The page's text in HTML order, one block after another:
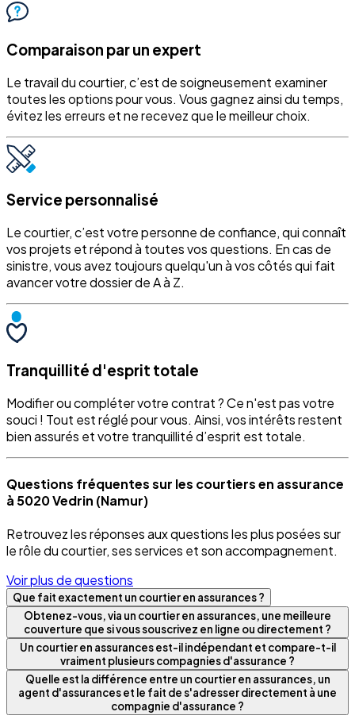
Comparaison par un expert
Le travail du courtier, c’est de soigneusement examiner
toutes les options pour vous. Vous gagnez ainsi du temps,
évitez les erreurs et ne recevez que le meilleur choix.
Service personnalisé
Le courtier, c’est votre personne de confiance, qui connaît
vos projets et répond à toutes vos questions. En cas de
sinistre, vous avez toujours quelqu'un à vos côtés qui fait
avancer votre dossier de A à Z.
Tranquillité d'esprit totale
Modifier ou compléter votre contrat ? Ce n'est pas votre
souci ! Tout est réglé pour vous. Ainsi, vos intérêts restent
bien assurés et votre tranquillité d’esprit est totale.
Questions fréquentes sur les courtiers en assurance
à 5020 Vedrin (Namur)
Retrouvez les réponses aux questions les plus posées sur
le rôle du courtier, ses services et son accompagnement.
Voir plus de questions
Que fait exactement un courtier en assurances ?
Obtenez-vous, via un courtier en assurances, une meilleure
couverture que si vous souscrivez en ligne ou directement ?
Un courtier en assurances est-il indépendant et compare-t-il
vraiment plusieurs compagnies d'assurance ?
Quelle est la différence entre un courtier en assurances, un
agent d'assurances et le fait de s'adresser directement à une
compagnie d'assurance ?